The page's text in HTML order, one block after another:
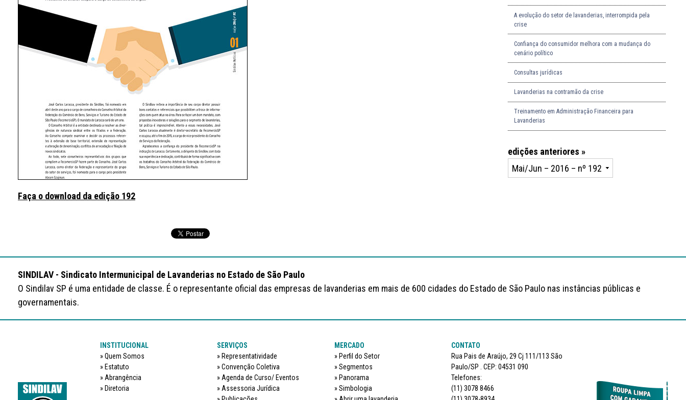
Faça o download da edição 192
A evolução do setor de lavanderias, interrompida pela
crise
Confiança do consumidor melhora com a mudança do
cenário político
Consultas jurídicas
Lavanderias na contramão da crise
Treinamento em Administração Financeira para
Lavanderias
edições anteriores »
SINDILAV - Sindicato Intermunicipal de Lavanderias no Estado de São Paulo
O Sindilav SP é uma entidade de classe. É o representante oficial das empresas de lavanderias em mais de 600 cidades do Estado de São Paulo nas instâncias públicas e
governamentais.
INSTITUCIONAL
Quem Somos
Estatuto
Abrangência
Diretoria
SERVIÇOS
Representatividade
Convenção Coletiva
Agenda de Curso/ Eventos
Assessoria Jurídica
MERCADO
Perfil do Setor
Segmentos
Panorama
Simbologia
CONTATO
Rua Pais de Araújo, 29 Cj 111/113 São
Paulo/SP . CEP: 04531 090
Telefones:
(11) 3078 8466